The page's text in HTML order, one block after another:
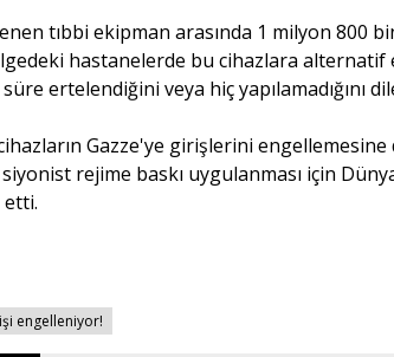
tıbbi ekipman arasında 1 milyon 800
hastanelerde bu cihazlara alternatif
ertelendiğini veya hiç yapılamadığını
Gazze'ye girişlerini
rejime baskı uygulanması için
engelleniyor!